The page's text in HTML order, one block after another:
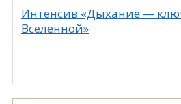
Интенсив «Дыхание —
Вселенной»